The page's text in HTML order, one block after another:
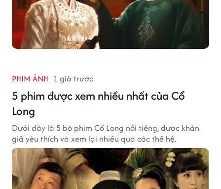
PHIM ẢNH 1 giờ trước
5 phim được xem nhiều nhất của Cổ
Long
Dưới đây là 5 bộ phim Cổ Long nổi tiếng, được khán
giả yêu thích và xem lại nhiều qua các thế hệ.